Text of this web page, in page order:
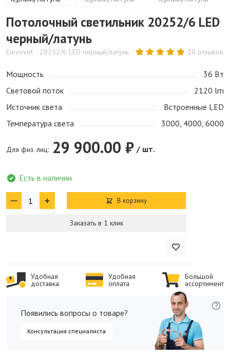
Потолочный светильник 20252/6 LED
черный/латунь
Eurosvet 20252/6 LED черный/латунь 10 отзывов
Мощность
36 Bт
Световой поток
2120 lm
Источник света
Встроенные LED
Температура света
3000, 4000, 6000
Для физ. лиц: 29 900.00 ₽ / шт.
Есть в наличии
В корзину
Заказать в 1 клик
Удобная
доставка
Удобная
оплата
Большой
ассортимент
Появились вопросы о товаре?
Консультация специалиста